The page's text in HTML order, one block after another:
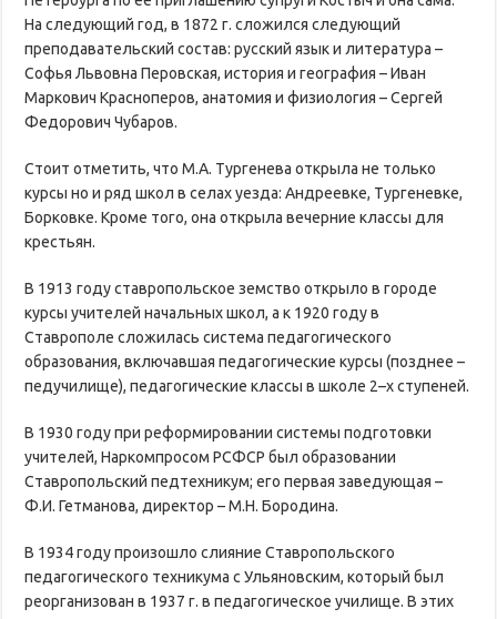
На следующий год, в 1872 г. сложился следующий
преподавательский состав: русский язык и литература –
Софья Львовна Перовская, история и география – Иван
Маркович Красноперов, анатомия и физиология – Сергей
Федорович Чубаров.
Стоит отметить, что М.А. Тургенева открыла не только
курсы но и ряд школ в селах уезда: Андреевке, Тургеневке,
Борковке. Кроме того, она открыла вечерние классы для
крестьян.
В 1913 году ставропольское земство открыло в городе
курсы учителей начальных школ, а к 1920 году в
Ставрополе сложилась система педагогического
образования, включавшая педагогические курсы (позднее –
педучилище), педагогические классы в школе 2–х ступеней.
В 1930 году при реформировании системы подготовки
учителей, Наркомпросом РСФСР был образовании
Ставропольский педтехникум; его первая заведующая –
Ф.И. Гетманова, директор – М.Н. Бородина.
В 1934 году произошло слияние Ставропольского
педагогического техникума с Ульяновским, который был
реорганизован в 1937 г. в педагогическое училище. В этих